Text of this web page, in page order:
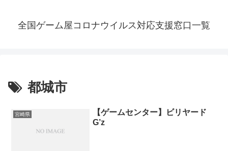
全国ゲーム屋コロナウイルス対応支援窓口一覧
都城市
宮崎県
【ゲームセンター】ビリヤード
G’z